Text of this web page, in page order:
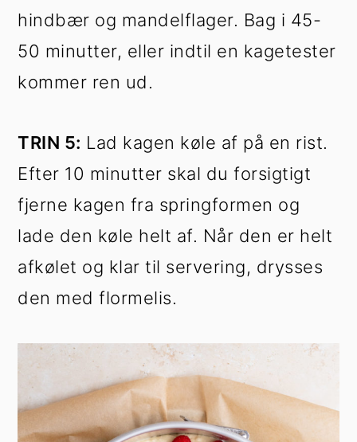
hindbær og mandelflager. Bag i 45-
50 minutter, eller indtil en kagetester
kommer ren ud.
TRIN 5: Lad kagen køle af på en rist.
Efter 10 minutter skal du forsigtigt
fjerne kagen fra springformen og
lade den køle helt af. Når den er helt
afkølet og klar til servering, drysses
den med flormelis.